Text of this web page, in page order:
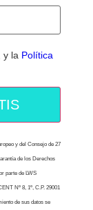
y la Política
y del Consejo de 27
de los Derechos
parte de LWS
Nº 8, 1º, C.P. 29001
de sus datos se